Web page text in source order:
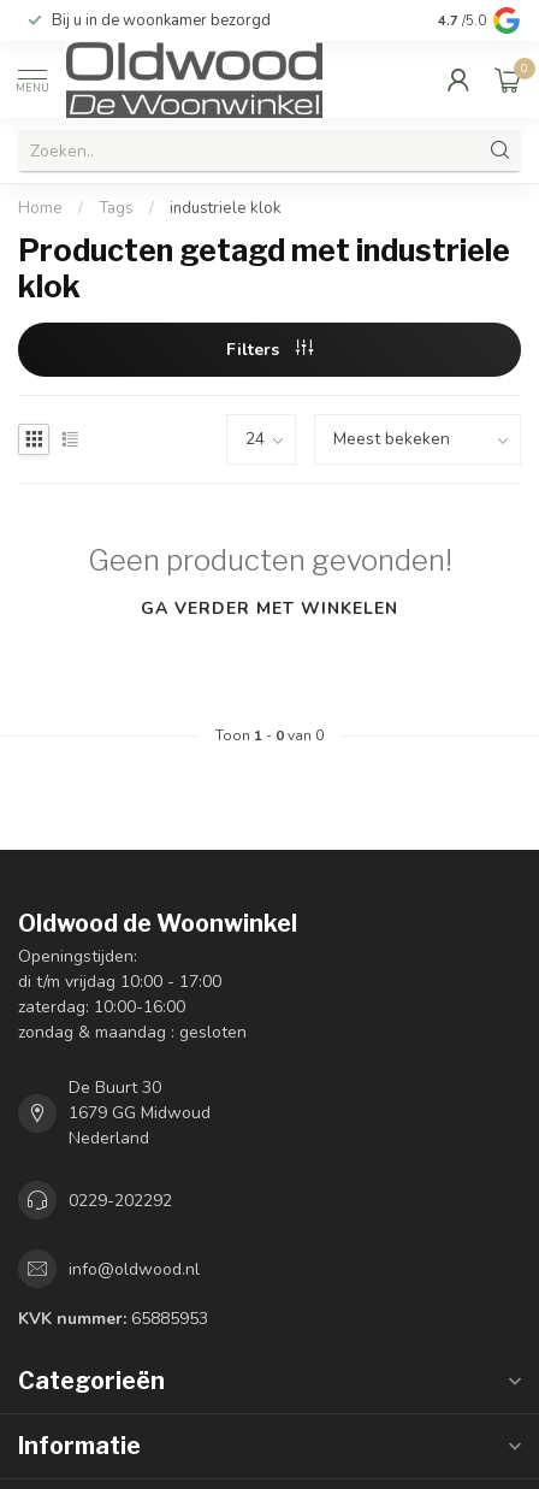
Bij u in de woonkamer bezorgd Kwaliteit &
4.7 /5.0
MENU
0
Home / Tags / industriele klok
Producten getagd met industriele
klok
Filters
Geen producten gevonden!
GA VERDER MET WINKELEN
Toon 1 - 0van 0
Oldwood de Woonwinkel
Openingstijden:
di t/m vrijdag 10:00 - 17:00
zaterdag: 10:00-16:00
zondag & maandag : gesloten
De Buurt 30
1679 GG Midwoud
Nederland
0229-202292
info@oldwood.nl
KVK nummer: 65885953
Categorieën
Informatie